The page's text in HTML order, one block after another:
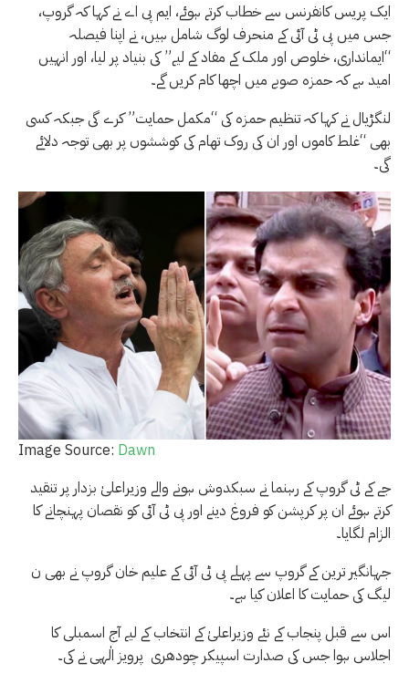
ایک پریس کانفرنس سے خطاب کرتے ہوئے، ایم پی اے نے کہا کہ گروپ،
جس میں پی ٹی آئی کے منحرف لوگ شامل ہیں، نے اپنا فیصلہ
“ایمانداری، خلوص اور ملک کے مفاد کے لیے” کی بنیاد پر لیا، اور انہیں
امید ہے کہ حمزہ صوبے میں اچھا کام کریں گے۔
لنگڑیال نے کہا کہ تنظیم حمزہ کی “مکمل حمایت” کرے گی جبکہ کسی
بھی “غلط کاموں اور ان کی روک تھام کی کوششوں پر بھی توجہ دلائے
گی۔
Image Source: Dawn
جے کے ٹی گروپ کے رہنما نے سبکدوش ہونے والے وزیراعلیٰ بزدار پر تنقید
کرتے ہوئے ان پر کرپشن کو فروغ دینے اور پی ٹی آئی کو نقصان پہنچانے کا
الزام لگایا۔
جہانگیر ترین کے گروپ سے پہلے پی ٹی آئی کے علیم خان گروپ نے بھی ن
لیگ کی حمایت کا اعلان کیا ہے۔
اس سے قبل پنجاب کے نئے وزیراعلیٰ کے انتخاب کے لیے آج اسمبلی کا
اجلاس ہوا جس کی صدارت اسپیکر چودھری پرویز الٰہی نے کی۔